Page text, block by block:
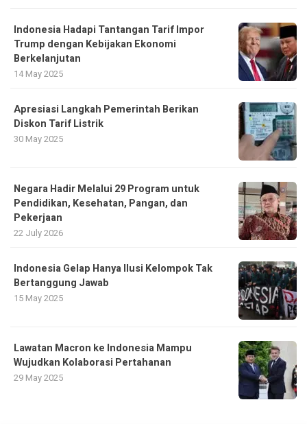
Indonesia Hadapi Tantangan Tarif Impor
Trump dengan Kebijakan Ekonomi
Berkelanjutan
14 May 2025
Apresiasi Langkah Pemerintah Berikan
Diskon Tarif Listrik
30 May 2025
Negara Hadir Melalui 29 Program untuk
Pendidikan, Kesehatan, Pangan, dan
Pekerjaan
22 July 2026
Indonesia Gelap Hanya Ilusi Kelompok Tak
Bertanggung Jawab
15 May 2025
Lawatan Macron ke Indonesia Mampu
Wujudkan Kolaborasi Pertahanan
29 May 2025